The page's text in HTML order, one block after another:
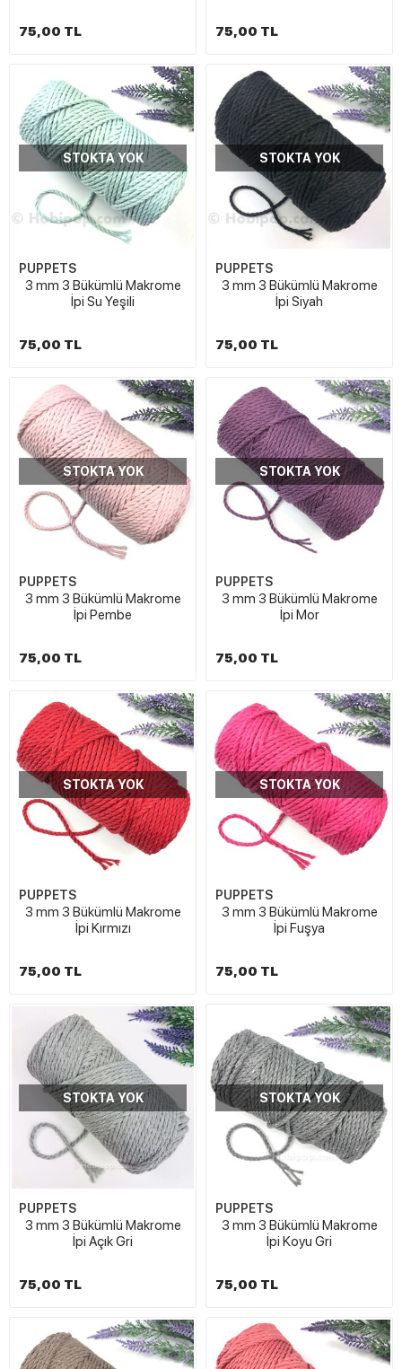
75,00 TL 75,00 TL
STOKTA YOK
PUPPETS
3 mm 3 Bükümlü Makrome
İpi Su Yeşili
75,00 TL
STOKTA YOK
PUPPETS
3 mm 3 Bükümlü Makrome
İpi Siyah
75,00 TL
STOKTA YOK
PUPPETS
3 mm 3 Bükümlü Makrome
İpi Pembe
75,00 TL
STOKTA YOK
PUPPETS
3 mm 3 Bükümlü Makrome
İpi Mor
75,00 TL
STOKTA YOK
PUPPETS
3 mm 3 Bükümlü Makrome
İpi Kırmızı
75,00 TL
STOKTA YOK
PUPPETS
3 mm 3 Bükümlü Makrome
İpi Fuşya
75,00 TL
STOKTA YOK
PUPPETS
3 mm 3 Bükümlü Makrome
İpi Açık Gri
75,00 TL
STOKTA YOK
PUPPETS
3 mm 3 Bükümlü Makrome
İpi Koyu Gri
75,00 TL